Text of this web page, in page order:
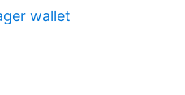
wallet